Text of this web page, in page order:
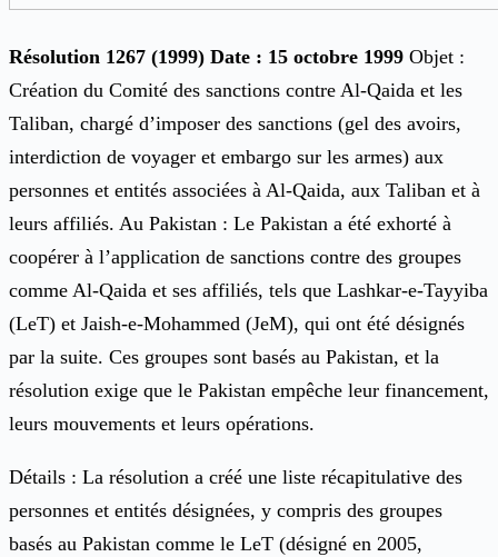
Résolution 1267 (1999) Date : 15 octobre 1999 Objet :
Création du Comité des sanctions contre Al-Qaida et les
Taliban, chargé d’imposer des sanctions (gel des avoirs,
interdiction de voyager et embargo sur les armes) aux
personnes et entités associées à Al-Qaida, aux Taliban et à
leurs affiliés. Au Pakistan : Le Pakistan a été exhorté à
coopérer à l’application de sanctions contre des groupes
comme Al-Qaida et ses affiliés, tels que Lashkar-e-Tayyiba
(LeT) et Jaish-e-Mohammed (JeM), qui ont été désignés
par la suite. Ces groupes sont basés au Pakistan, et la
résolution exige que le Pakistan empêche leur financement,
leurs mouvements et leurs opérations.
Détails : La résolution a créé une liste récapitulative des
personnes et entités désignées, y compris des groupes
basés au Pakistan comme le LeT (désigné en 2005,